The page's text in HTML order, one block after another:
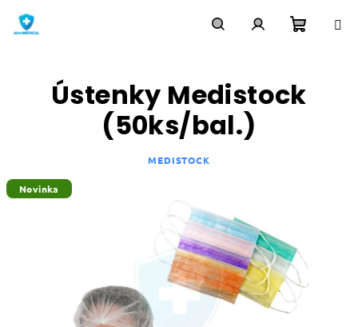
obsah
košík
Ústenky Medistock
(50ks/bal.)
MEDISTOCK
Novinka